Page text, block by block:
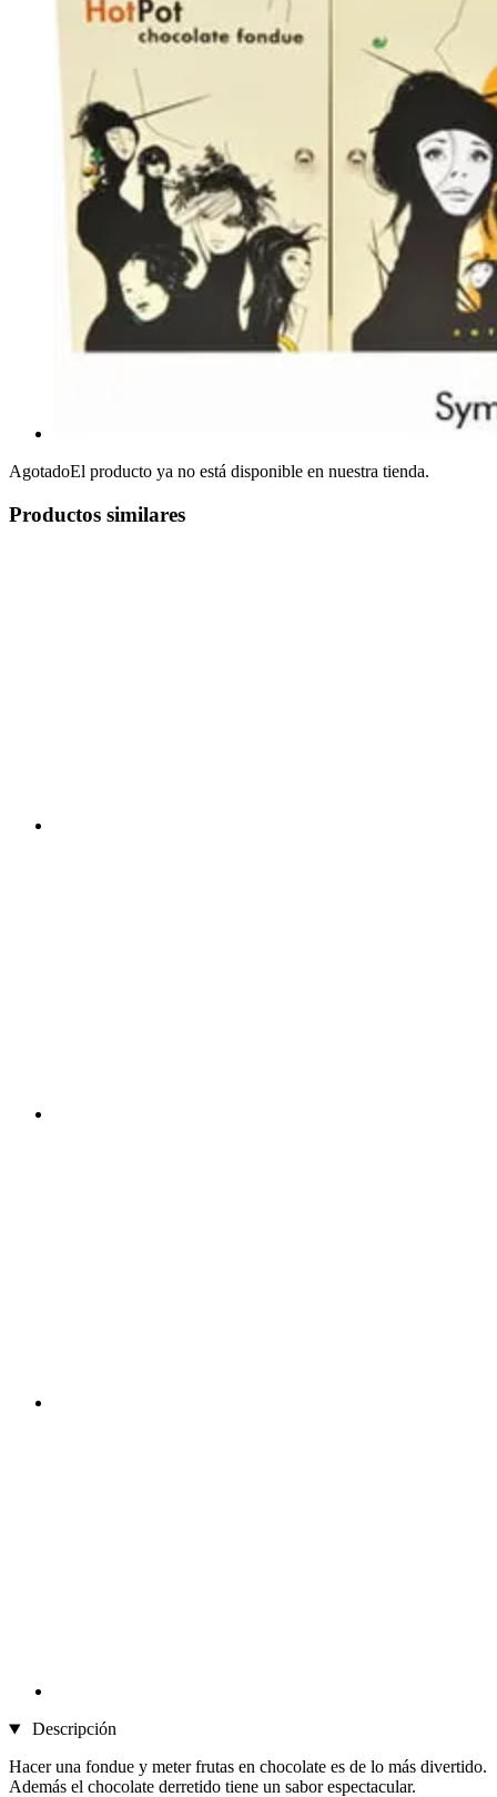
AgotadoEl producto ya no está disponible en nuestra tienda.
Productos similares
Descripción
Hacer una fondue y meter frutas en chocolate es de lo más divertido.
Además el chocolate derretido tiene un sabor espectacular.